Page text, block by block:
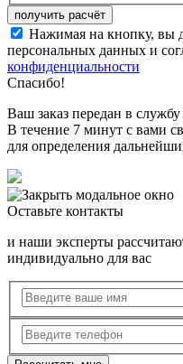
Нажимая на кнопку, вы
персональных данных и
конфиденциальности
Спасибо!
Ваш заказ передан в
В течение 7 минут с вами
для определения
Оставьте контакты
и наши эксперты
индивидуально для вас